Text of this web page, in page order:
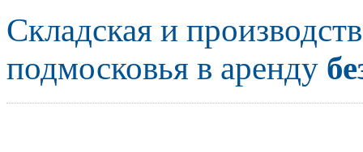
Складская и
подмосковья в аренду